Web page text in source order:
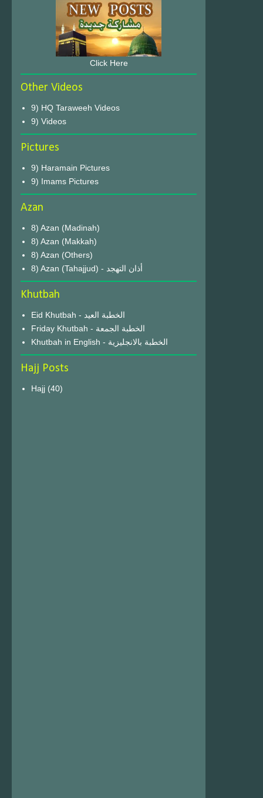
Click Here
Other Videos
9) HQ Taraweeh Videos
9) Videos
Pictures
9) Haramain Pictures
9) Imams Pictures
Azan
8) Azan (Madinah)
8) Azan (Makkah)
8) Azan (Others)
8) Azan (Tahajjud) - أذان التهجد
Khutbah
Eid Khutbah - الخطبة العيد
Friday Khutbah - الخطبة الجمعة
Khutbah in English - الخطبة بالانجليزية
Hajj Posts
Hajj (40)